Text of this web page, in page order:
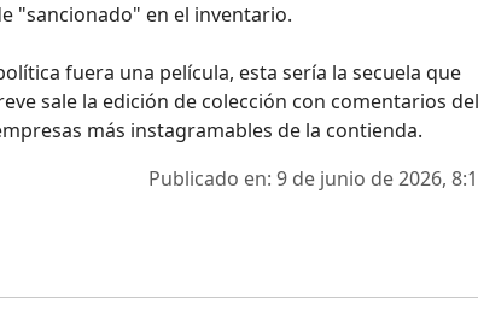
"sancionado" en el inventario.
fuera una película, esta sería la secuela que
sale la edición de colección con comentarios del
más instagramables de la contienda.
Publicado en: 9 de junio de 2026,